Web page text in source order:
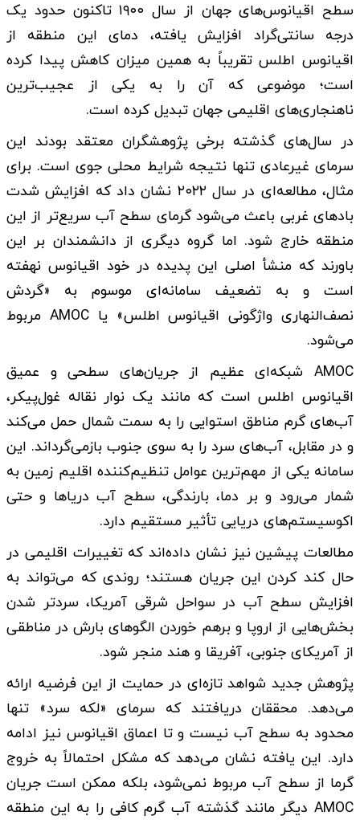
سطح اقیانوس‌های جهان از سال ۱۹۰۰ تاکنون حدود یک
درجه سانتی‌گراد افزایش یافته، دمای این منطقه از
اقیانوس اطلس تقریباً به همین میزان کاهش پیدا کرده
است؛ موضوعی که آن را به یکی از عجیب‌ترین
ناهنجاری‌های اقلیمی جهان تبدیل کرده است.
در سال‌های گذشته برخی پژوهشگران معتقد بودند این
سرمای غیرعادی تنها نتیجه شرایط محلی جوی است. برای
مثال، مطالعه‌ای در سال ۲۰۲۲ نشان داد که افزایش شدت
بادهای غربی باعث می‌شود گرمای سطح آب سریع‌تر از این
منطقه خارج شود. اما گروه دیگری از دانشمندان بر این
باورند که منشأ اصلی این پدیده در خود اقیانوس نهفته
است و به تضعیف سامانه‌ای موسوم به «گردش
نصف‌النهاری واژگونی اقیانوس اطلس» یا AMOC مربوط
می‌شود.
AMOC شبکه‌ای عظیم از جریان‌های سطحی و عمیق
اقیانوس اطلس است که مانند یک نوار نقاله غول‌پیکر،
آب‌های گرم مناطق استوایی را به سمت شمال حمل می‌کند
و در مقابل، آب‌های سرد را به سوی جنوب بازمی‌گرداند. این
سامانه یکی از مهم‌ترین عوامل تنظیم‌کننده اقلیم زمین به
شمار می‌رود و بر دما، بارندگی، سطح آب دریاها و حتی
اکوسیستم‌های دریایی تأثیر مستقیم دارد.
مطالعات پیشین نیز نشان داده‌اند که تغییرات اقلیمی در
حال کند کردن این جریان هستند؛ روندی که می‌تواند به
افزایش سطح آب در سواحل شرقی آمریکا، سردتر شدن
بخش‌هایی از اروپا و برهم خوردن الگوهای بارش در مناطقی
از آمریکای جنوبی، آفریقا و هند منجر شود.
پژوهش جدید شواهد تازه‌ای در حمایت از این فرضیه ارائه
می‌دهد. محققان دریافتند که سرمای «لکه سرد» تنها
محدود به سطح آب نیست و تا اعماق اقیانوس نیز ادامه
دارد. این یافته نشان می‌دهد که مشکل احتمالاً به خروج
گرما از سطح آب مربوط نمی‌شود، بلکه ممکن است جریان
AMOC دیگر مانند گذشته آب گرم کافی را به این منطقه